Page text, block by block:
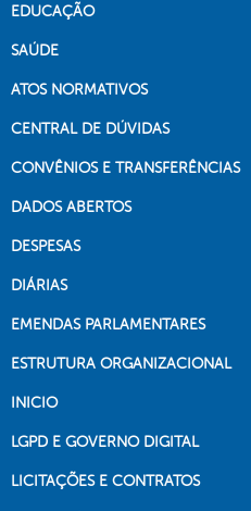
EDUCAÇÃO
SAÚDE
ATOS NORMATIVOS
CENTRAL DE DÚVIDAS
CONVÊNIOS E TRANSFERÊNCIAS
DADOS ABERTOS
DESPESAS
DIÁRIAS
EMENDAS PARLAMENTARES
ESTRUTURA ORGANIZACIONAL
INICIO
LGPD E GOVERNO DIGITAL
LICITAÇÕES E CONTRATOS